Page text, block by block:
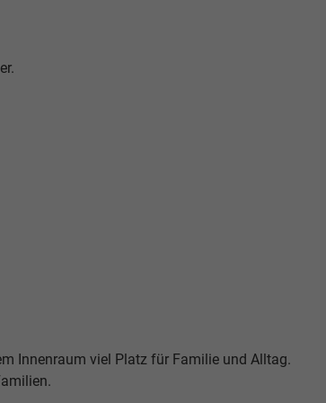
Innenraum viel Platz für Familie und Alltag.